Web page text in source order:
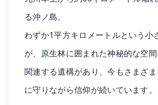
る沖ノ島。
わずか1平方キロメートルという小
が、原生林に囲まれた神秘的な空
関連する遺構があり、今もさまざ
に守りながら信仰が続いています。